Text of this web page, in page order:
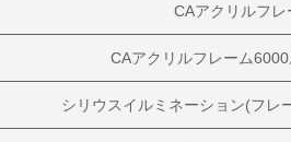
CAアクリルフレ
CAアクリルフレーム
シリウスイルミネーション(フレ